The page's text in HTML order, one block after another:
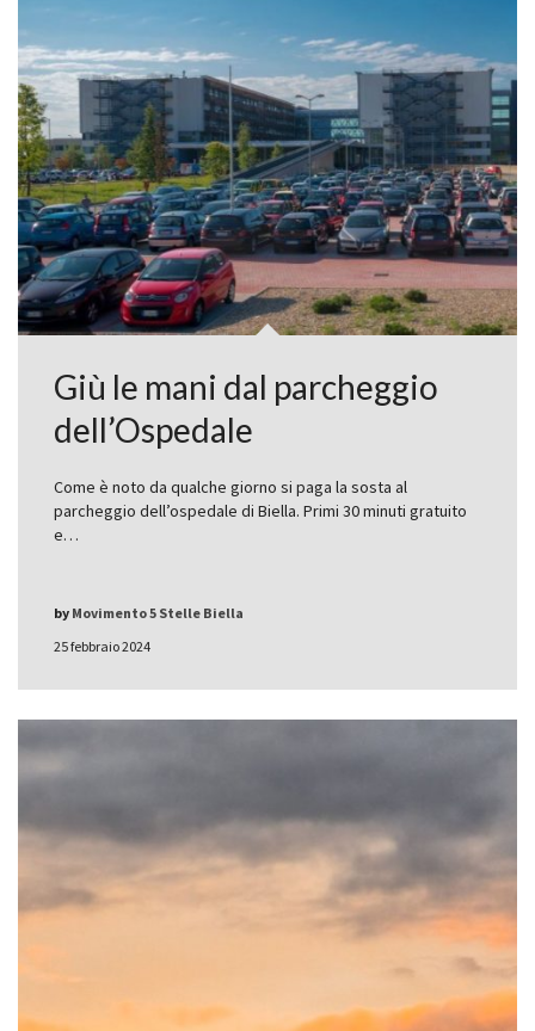
Giù le mani dal parcheggio
dell’Ospedale
Come è noto da qualche giorno si paga la sosta al
parcheggio dell’ospedale di Biella. Primi 30 minuti gratuito
e…
25 febbraio 2024
by Movimento 5 Stelle Biella